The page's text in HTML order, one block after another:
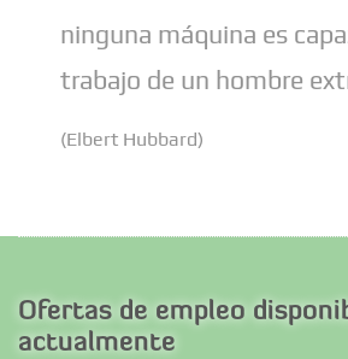
ninguna máquina es
trabajo de un hombre
(Elbert Hubbard)
Ofertas de empleo
actualmente